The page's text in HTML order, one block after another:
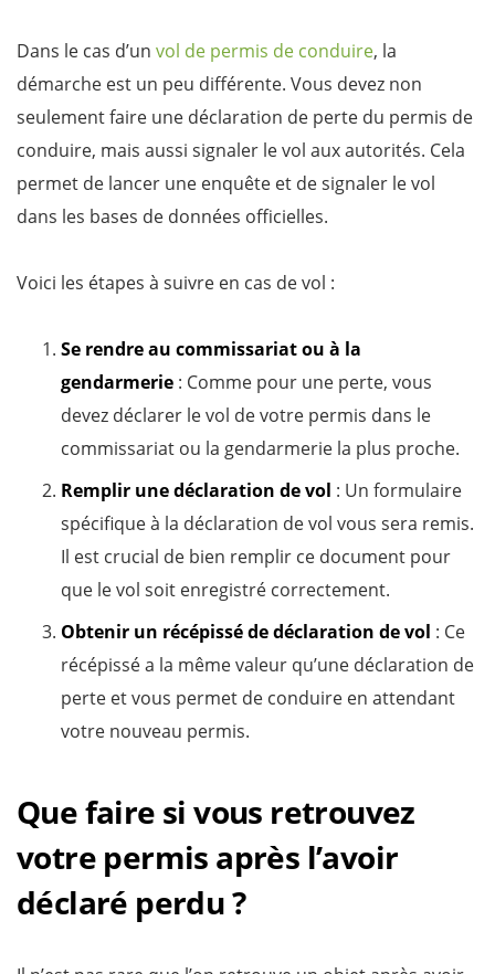
Dans le cas d’un vol de permis de conduire, la
démarche est un peu différente. Vous devez non
seulement faire une déclaration de perte du permis de
conduire, mais aussi signaler le vol aux autorités. Cela
permet de lancer une enquête et de signaler le vol
dans les bases de données officielles.
Voici les étapes à suivre en cas de vol :
Se rendre au commissariat ou à la
gendarmerie : Comme pour une perte, vous
devez déclarer le vol de votre permis dans le
commissariat ou la gendarmerie la plus proche.
Remplir une déclaration de vol : Un formulaire
spécifique à la déclaration de vol vous sera remis.
Il est crucial de bien remplir ce document pour
que le vol soit enregistré correctement.
Obtenir un récépissé de déclaration de vol : Ce
récépissé a la même valeur qu’une déclaration de
perte et vous permet de conduire en attendant
votre nouveau permis.
Que faire si vous retrouvez
votre permis après l’avoir
déclaré perdu ?